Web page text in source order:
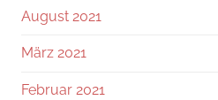
August 2021
März 2021
Februar 2021